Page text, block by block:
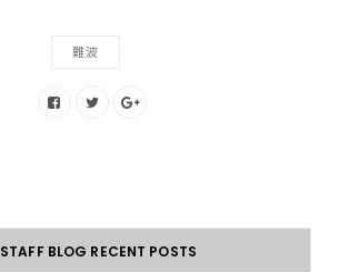
難波
STAFF BLOG RECENT POSTS